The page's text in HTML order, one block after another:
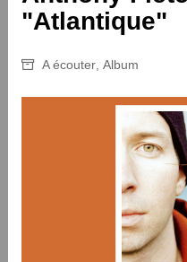
"Atlantique"
A écouter, Album